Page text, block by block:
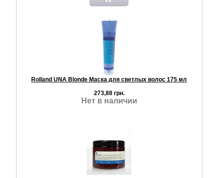
Rolland UNA Blonde Маска для светлых волос 175 мл
273,88 грн.
Нет в наличии